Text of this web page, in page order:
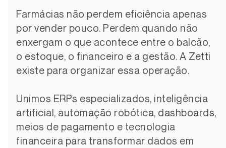
Farmácias não perdem eficiência apenas
por vender pouco. Perdem quando não
enxergam o que acontece entre o balcão,
o estoque, o financeiro e a gestão. A Zetti
existe para organizar essa operação.
Unimos ERPs especializados, inteligência
artificial, automação robótica, dashboards,
meios de pagamento e tecnologia
financeira para transformar dados em